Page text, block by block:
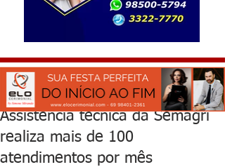
Assistência técnica da Semagri
realiza mais de 100
atendimentos por mês